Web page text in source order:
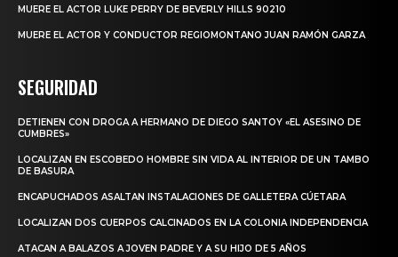
MUERE EL ACTOR LUKE PERRY DE BEVERLY HILLS 90210
MUERE EL ACTOR Y CONDUCTOR REGIOMONTANO JUAN RAMÓN GARZA
SEGURIDAD
DETIENEN CON DROGA A HERMANO DE DIEGO SANTOY «EL ASESINO DE
CUMBRES»
LOCALIZAN EN ESCOBEDO HOMBRE SIN VIDA AL INTERIOR DE UN TAMBO
DE BASURA
ENCAPUCHADOS ASALTAN INSTALACIONES DE GALLETERA CÚETARA
LOCALIZAN DOS CUERPOS CALCINADOS EN LA COLONIA INDEPENDENCIA
ATACAN A BALAZOS A JOVEN PADRE Y A SU HIJO DE 5 AÑOS